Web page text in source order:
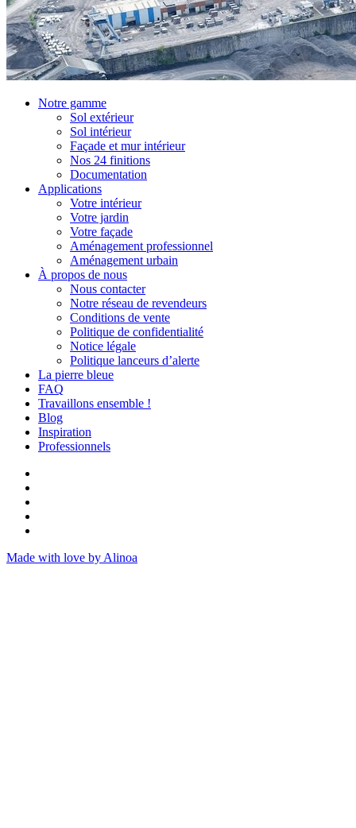
Notre gamme
Sol extérieur
Sol intérieur
Façade et mur intérieur
Nos 24 finitions
Documentation
Applications
Votre intérieur
Votre jardin
Votre façade
Aménagement professionnel
Aménagement urbain
À propos de nous
Nous contacter
Notre réseau de revendeurs
Conditions de vente
Politique de confidentialité
Notice légale
Politique lanceurs d’alerte
La pierre bleue
FAQ
Travaillons ensemble !
Blog
Inspiration
Professionnels
Made with love by Alinoa